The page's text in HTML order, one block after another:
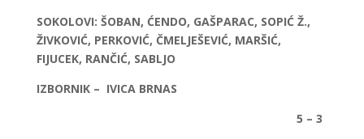
SOKOLOVI: ŠOBAN, ĆENDO, GAŠPARAC, SOPIĆ Ž.,
ŽIVKOVIĆ, PERKOVIĆ, ČMELJEŠEVIĆ, MARŠIĆ,
FIJUCEK, RANČIĆ, SABLJO
IZBORNIK – IVICA BRNAS
5 – 3